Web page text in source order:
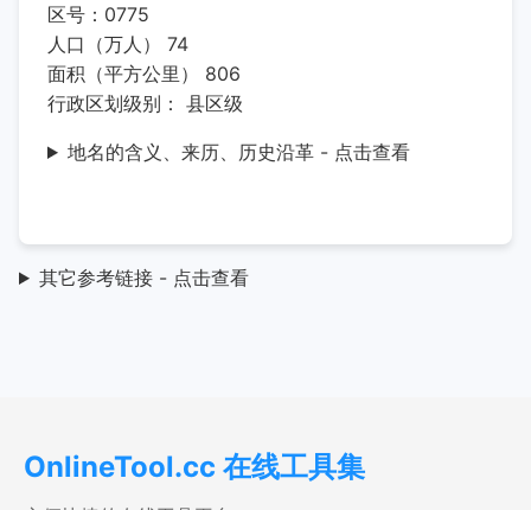
区号：0775
人口（万人） 74
面积（平方公里） 806
行政区划级别： 县区级
地名的含义、来历、历史沿革 - 点击查看
其它参考链接 - 点击查看
OnlineTool.cc 在线工具集